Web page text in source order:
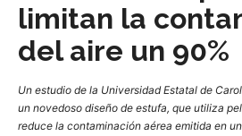
limitan la
del aire un 90%
Un estudio de la Universidad Estatal de
un novedoso diseño de estufa, que utiliza
reduce la contaminación aérea emitida en